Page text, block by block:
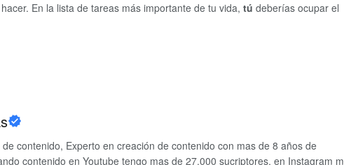
En la lista de tareas más importante de tu vida, tú deberías ocupar el
contenido, Experto en creación de contenido con mas de 8 años de
contenido en Youtube tengo mas de 27.000 sucriptores, en Instagram